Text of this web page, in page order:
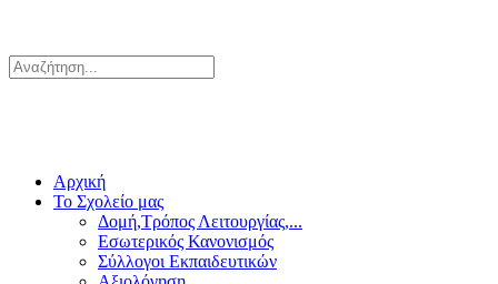
Αρχική
Το Σχολείο μας
Δομή,Τρόπος Λειτουργίας,...
Εσωτερικός Κανονισμός
Σύλλογοι Εκπαιδευτικών